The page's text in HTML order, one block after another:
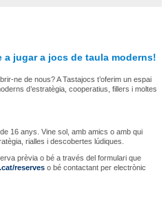
a jugar a jocs de taula moderns!
ne de nous? A Tastajocs t’oferim un espai
d’estratègia, cooperatius, fillers i moltes
16 anys. Vine sol, amb amics o amb qui
rialles i descobertes lúdiques.
prèvia o bé a través del formulari que
reserveso bé contactant per electrònic